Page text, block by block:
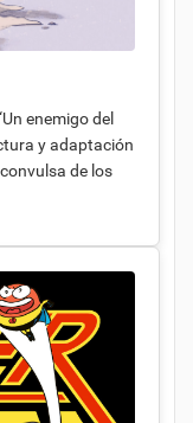
enemigo del
y adaptación
de los